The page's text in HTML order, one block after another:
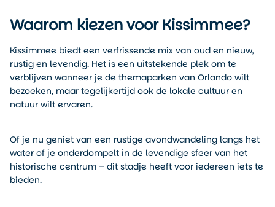
Waarom kiezen voor Kissimmee?
Kissimmee biedt een verfrissende mix van oud en nieuw,
rustig en levendig. Het is een uitstekende plek om te
verblijven wanneer je de themaparken van Orlando wilt
bezoeken, maar tegelijkertijd ook de lokale cultuur en
natuur wilt ervaren.
Of je nu geniet van een rustige avondwandeling langs het
water of je onderdompelt in de levendige sfeer van het
historische centrum – dit stadje heeft voor iedereen iets te
bieden.